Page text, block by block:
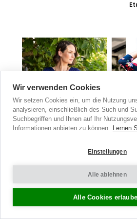
Wir verwenden Cookies
Wir setzen Cookies ein, um die Nutzung
analysieren, einschließlich des Such und
Suchbegriffen und Ihnen auf Ihr
Informationen anbieten zu können. Lernen
Einstellungen
Alle ablehnen
Alle Cookies